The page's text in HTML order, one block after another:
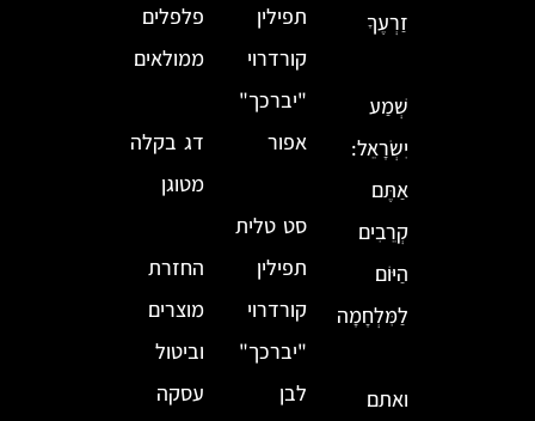
זַרְעֶךָ
שְׁמַע
יִשְׂרָאֵל:
אַתֶּם
קְרֵבִים
הַיּוֹם
לַמִּלְחָמָה
ואתם
תפילין
קורדרוי
"יברכך"
אפור
סט טלית
תפילין
קורדרוי
"יברכך"
לבן
פלפלים
ממולאים
דג בקלה
מטוגן
החזרת
מוצרים
וביטול
עסקה